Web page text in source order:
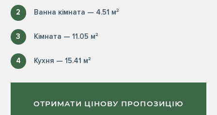
2 Ванна кімната — 4.51 м²
3 Кімната — 11.05 м²
4 Кухня — 15.41 м²
ОТРИМАТИ ЦІНОВУ ПРОПОЗИЦІЮ